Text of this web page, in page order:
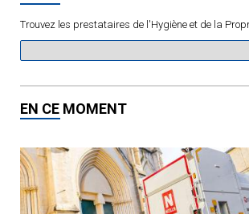
Trouvez les prestataires de l'Hygiène et de la
EN CE MOMENT